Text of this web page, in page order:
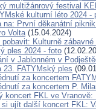
multižánrový festival
kulturní léto 2024 -
na: První děkanátní
Volta(15.04.2024)
pobavit: Kulturně
ples 2024 - foto
v Jablonném v
23. FATYMský ples
za koncertem
za koncertem P.
koncert FKL ve
si ujít další koncert FKL: